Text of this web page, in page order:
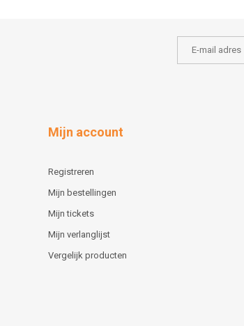
Mijn account
Registreren
Mijn bestellingen
Mijn tickets
Mijn verlanglijst
Vergelijk producten